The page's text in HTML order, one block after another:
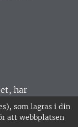
som lagras i din
att webbplatsen
har
är